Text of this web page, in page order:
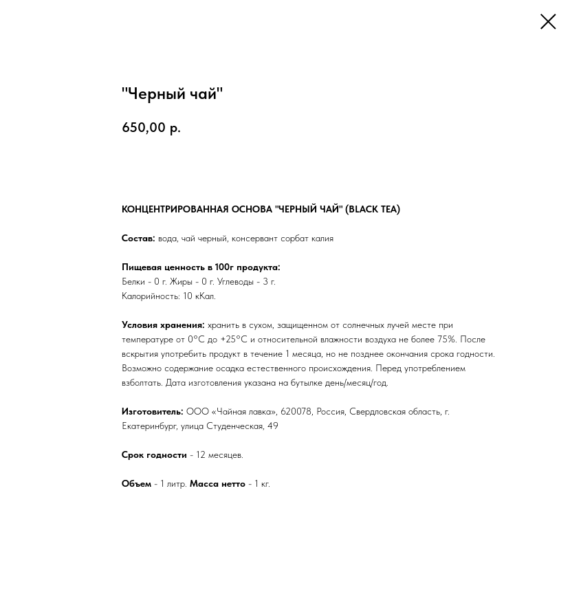
"Черный чай"
650,00 р.
КОНЦЕНТРИРОВАННАЯ ОСНОВА "ЧЕРНЫЙ ЧАЙ" (BLACK TEA)
Состав: вода, чай черный, консервант сорбат калия
Пищевая ценность в 100г продукта:
Белки - 0 г. Жиры - 0 г. Углеводы - 3 г.
Калорийность: 10 кКал.
Условия хранения: хранить в сухом, защищенном от солнечных лучей месте при
температуре от 0°C до +25°C и относительной влажности воздуха не более 75%. После
вскрытия употребить продукт в течение 1 месяца, но не позднее окончания срока годности.
Возможно содержание осадка естественного происхождения. Перед употреблением
взболтать. Дата изготовления указана на бутылке день/месяц/год.
Изготовитель: ООО «Чайная лавка», 620078, Россия, Свердловская область, г.
Екатеринбург, улица Студенческая, 49
Срок годности - 12 месяцев.
Объем - 1 литр. Масса нетто - 1 кг.